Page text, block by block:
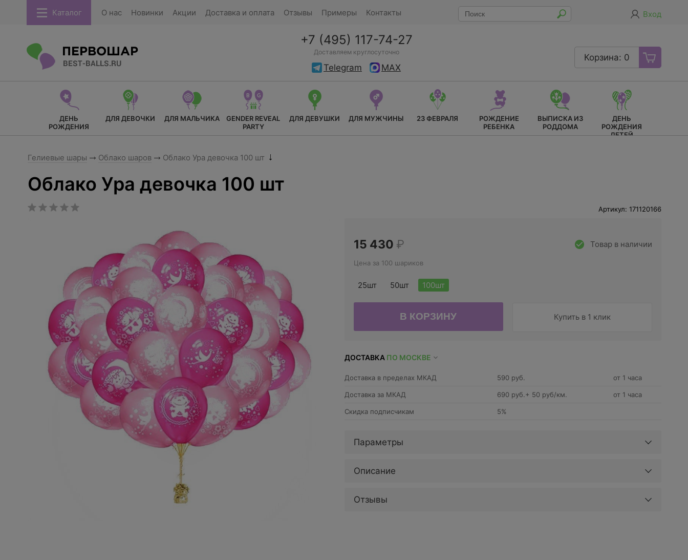
Каталог О нас Новинки Акции Доставка и оплата Отзывы Примеры Контакты Вход
+7 (495) 117-74-27
Доставляем круглосуточно
Telegram MAX
Корзина: 0
ДЕНЬ
РОЖДЕНИЯ
ДЛЯ ДЕВОЧКИ ДЛЯ МАЛЬЧИКА
GENDER REVEAL
PARTY
ДЛЯ ДЕВУШКИ ДЛЯ МУЖЧИНЫ 23 ФЕВРАЛЯ
РОЖДЕНИЕ
РЕБЕНКА
ВЫПИСКА ИЗ
РОДДОМА
ДЕНЬ
РОЖДЕНИЯ
ДЕТЕЙ
Гелиевые шары Облако шаров Облако Ура девочка 100 шт
Облако Ура девочка 100 шт
Артикул: 171120166
Товар в наличии
15 430 ₽
Цена за 100 шариков
25шт 50шт 100шт
Купить в 1 клик
ДОСТАВКА ПО МОСКВЕ
Доставка в пределах МКАД 590 руб. от 1 часа
Доставка за МКАД 690 руб.+ 50 руб/км. от 1 часа
Скидка подписчикам 5%
Параметры
Описание
Отзывы